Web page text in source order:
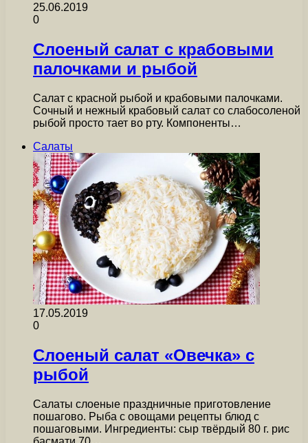
25.06.2019
0
Слоеный салат с крабовыми
палочками и рыбой
Салат с красной рыбой и крабовыми палочками.
Сочный и нежный крабовый салат со слабосоленой
рыбой просто тает во рту. Компоненты…
Салаты
17.05.2019
0
Слоеный салат «Овечка» с
рыбой
Салаты слоеные праздничные приготовление
пошагово. Рыба с овощами рецепты блюд с
пошаговыми. Ингредиенты: сыр твёрдый 80 г. рис